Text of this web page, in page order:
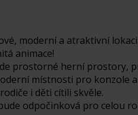
moderní a atraktivní
animace!
prostorné herní prostory,
místnosti pro konzole a
i děti cítili skvěle.
odpočinková pro celou